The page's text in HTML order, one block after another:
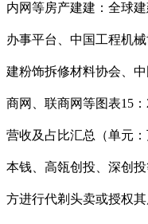
内网等房产建建：全球
办事平台、中国工程机
建粉饰拆修材料协会、
商网、联商网等图表15
营收及占比汇总（单元
本钱、高瓴创投、深创
方进行代剃头卖或授权